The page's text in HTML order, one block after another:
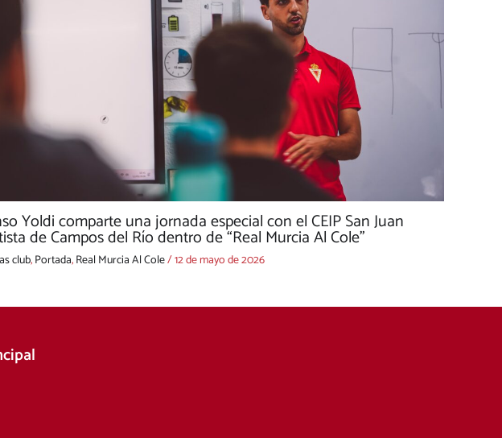
Yoldi comparte una jornada especial con el CEIP San Juan
de Campos del Río dentro de “Real Murcia Al Cole”
club,Portada,Real Murcia Al Cole/12 de mayo de 2026